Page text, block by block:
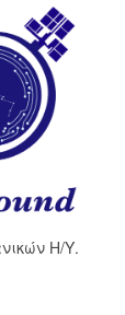
Η/Υ.